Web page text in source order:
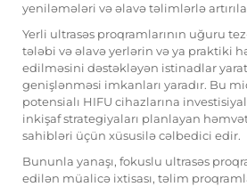
yeniləmələri və əlavə təlimlərlə
Yerli ultrasəs proqramlarının uğuru
tələbi və əlavə yerlərin və ya praktiki
edilməsini dəstəkləyən istinadlar
genişlənməsi imkanları yaradır. Bu
potensialı HIFU cihazlarına
inkişaf strategiyaları planlayan
sahibləri üçün xüsusilə cəlbedici edir.
Bununla yanaşı, fokuslu ultrasəs
edilən müalicə ixtisası, təlim